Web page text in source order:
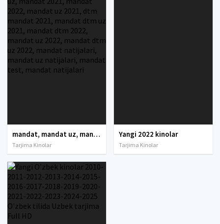
mandat, mandat uz, mandat dtm, mandat dtm uz, mandat 2021, mandat 2022, mandat uz 2021, dtm mandat 2021, mandat dtm uz 2021, mandat dtm 2022, mandat uz 2022, mandat dtm uz 2022, mandat natijalari, mandat uz natijalari, mandat test, mandat natijalari
Tarjima Kinolar
Yangi 2022 kinolar
Tarjima Kinolar